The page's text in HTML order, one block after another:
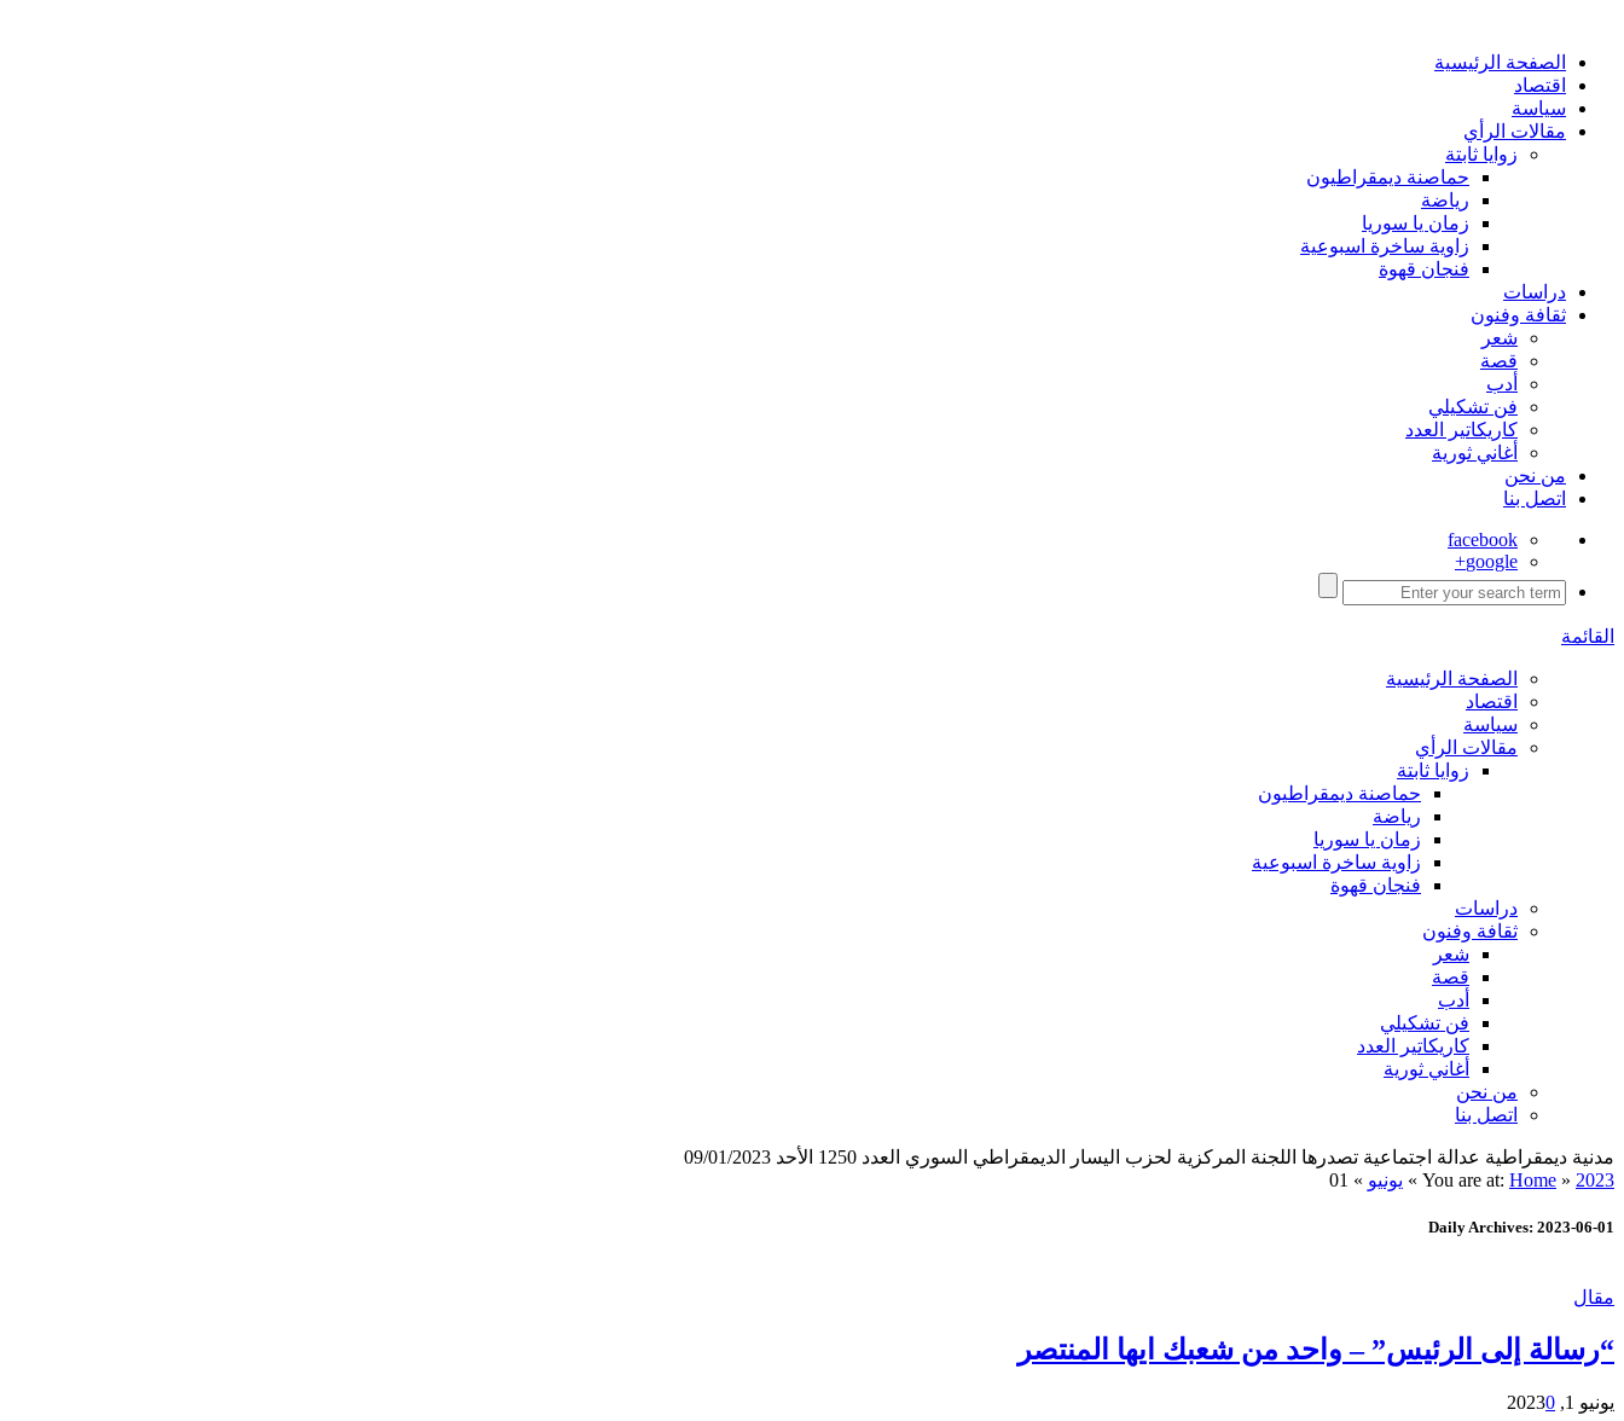
الصفحة الرئيسية
اقتصاد
سياسة
مقالات الرأي
زوايا ثابتة
حماصنة ديمقراطيون
رياضة
زمان يا سوريا
زاوية ساخرة اسبوعية
فنجان قهوة
دراسات
ثقافة وفنون
شعر
قصة
أدب
فن تشكيلي
كاريكاتير العدد
أغاني ثورية
من نحن
اتصل بنا
facebook
google+
القائمة
الصفحة الرئيسية
اقتصاد
سياسة
مقالات الرأي
زوايا ثابتة
حماصنة ديمقراطيون
رياضة
زمان يا سوريا
زاوية ساخرة اسبوعية
فنجان قهوة
دراسات
ثقافة وفنون
شعر
قصة
أدب
فن تشكيلي
كاريكاتير العدد
أغاني ثورية
من نحن
اتصل بنا
مدنية ديمقراطية عدالة اجتماعية تصدرها اللجنة المركزية لحزب اليسار الديمقراطي السوري العدد 1250 الأحد 09/01/2023
You are at: Home » 2023
» يونيو »
01
Daily Archives: 2023-06-01
مقال
“رسالة إلى الرئيس” – واحد من شعبك ايها المنتصر
يونيو 1, 2023 0